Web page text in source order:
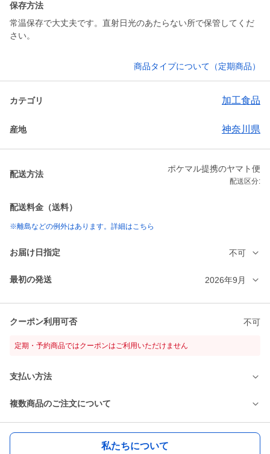
保存方法
常温保存で大丈夫です。直射日光のあたらない所で保管してくだ
さい。
商品タイプについて（定期商品）
カテゴリ 加工食品
産地 神奈川県
配送方法
ポケマル提携のヤマト便
配送区分:
配送料金（送料）
※離島などの例外はあります。詳細はこちら
お届け日指定 不可
最初の発送 2026年9月
クーポン利用可否 不可
定期・予約商品ではクーポンはご利用いただけません
支払い方法
複数商品のご注文について
私たちについて